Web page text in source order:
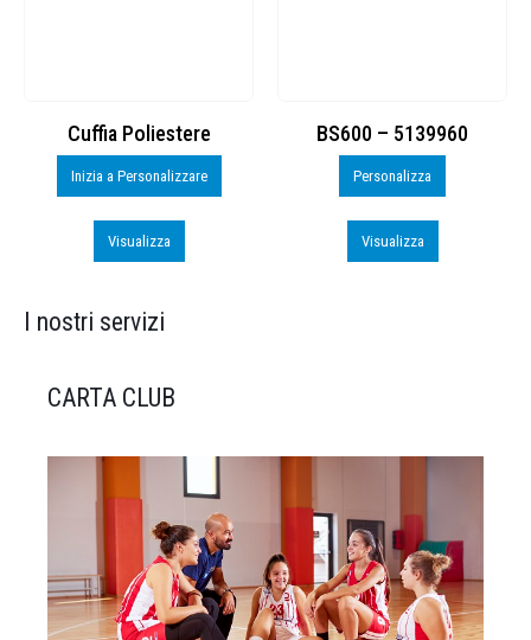
Cuffia Poliestere
Inizia a Personalizzare
Visualizza
BS600 – 5139960
Personalizza
Visualizza
I nostri servizi
CARTA CLUB